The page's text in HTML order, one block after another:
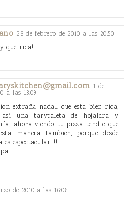
28 de febrero de 2010 a las 20:50
que rica!!
1 de
a las 13:09
extraña nada... que esta bien rica,
asi una tarytaleta de hojaldra y
ahora viendo tu pizza tendre que
manera tambien, porque desde
es espectacular!!!!
de 2010 a las 16:08